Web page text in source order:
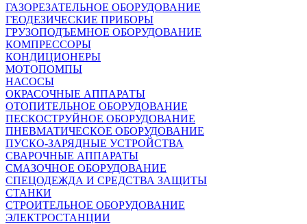
ГАЗОРЕЗАТЕЛЬНОЕ ОБОРУДОВАНИЕ
ГЕОДЕЗИЧЕСКИЕ ПРИБОРЫ
ГРУЗОПОДЪЕМНОЕ ОБОРУДОВАНИЕ
КОМПРЕССОРЫ
КОНДИЦИОНЕРЫ
МОТОПОМПЫ
НАСОСЫ
ОКРАСОЧНЫЕ АППАРАТЫ
ОТОПИТЕЛЬНОЕ ОБОРУДОВАНИЕ
ПЕСКОСТРУЙНОЕ ОБОРУДОВАНИЕ
ПНЕВМАТИЧЕСКОЕ ОБОРУДОВАНИЕ
ПУСКО-ЗАРЯДНЫЕ УСТРОЙСТВА
СВАРОЧНЫЕ АППАРАТЫ
СМАЗОЧНОЕ ОБОРУДОВАНИЕ
СПЕЦОДЕЖДА И СРЕДСТВА ЗАЩИТЫ
СТАНКИ
СТРОИТЕЛЬНОЕ ОБОРУДОВАНИЕ
ЭЛЕКТРОСТАНЦИИ